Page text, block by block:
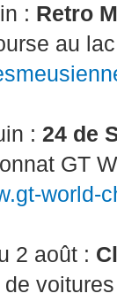
: Retro
au
: 24 de
GT
world-
2 août :